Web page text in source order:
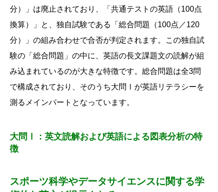
分）」は廃止されており、
「共通テストの英語（100点
換算）」と、 独自試験である「総合問題（100点／120
分）」の組み合わせで合否が判定されます。
この独自試
験の「総合問題」の中に、 英語の長文課題文の読解が組
み込まれているのが大きな特徴です。 総合問題は全3問
で構成されており、 そのうち大問Ⅰが英語リテラシーを
測るメインパートとなっています。
大問Ⅰ：英文読解および英語による図表分析の特
徴
スポーツ科学やデータサイエンスに関する学